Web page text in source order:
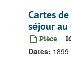
Cartes
séjour au
Pièce
Dates: